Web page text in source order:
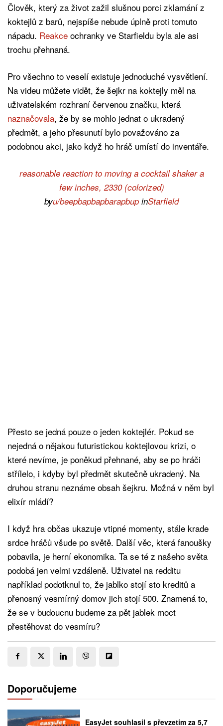
Člověk, který za život zažil slušnou porci zklamání z
koktejlů z barů, nejspíše nebude úplně proti tomuto
nápadu. Reakce ochranky ve Starfieldu byla ale asi
trochu přehnaná.
Pro všechno to veselí existuje jednoduché vysvětlení.
Na videu můžete vidět, že šejkr na koktejly měl na
uživatelském rozhraní červenou značku, která
naznačovala, že by se mohlo jednat o ukradený
předmět, a jeho přesunutí bylo považováno za
podobnou akci, jako když ho hráč umístí do inventáře.
reasonable reaction to moving a cocktail shaker a
few inches, 2330 (colorized)
byu/beepbapbapbarapbup inStarfield
Přesto se jedná pouze o jeden koktejlér. Pokud se
nejedná o nějakou futuristickou koktejlovou krizi, o
které nevíme, je poněkud přehnané, aby se po hráči
střílelo, i kdyby byl předmět skutečně ukradený. Na
druhou stranu neznáme obsah šejkru. Možná v něm byl
elixír mládí?
I když hra občas ukazuje vtipné momenty, stále krade
srdce hráčů všude po světě. Další věc, která fanoušky
pobavila, je herní ekonomika. Ta se té z našeho světa
podobá jen velmi vzdáleně. Uživatel na redditu
například podotknul to, že jablko stojí sto kreditů a
přenosný vesmírný domov jich stojí 500. Znamená to,
že se v budoucnu budeme za pět jablek moct
přestěhovat do vesmíru?
Doporučujeme
EasyJet souhlasil s převzetím za 5,7